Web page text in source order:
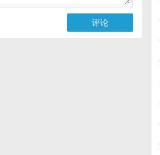
评论